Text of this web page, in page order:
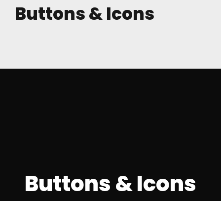
Buttons & Icons
Buttons & Icons